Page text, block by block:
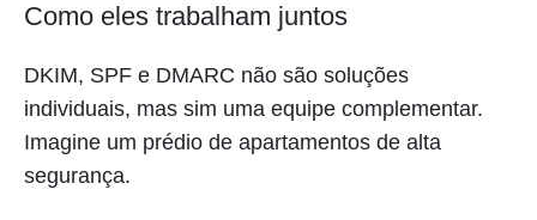
Como eles trabalham juntos
DKIM, SPF e DMARC não são soluções
individuais, mas sim uma equipe complementar.
Imagine um prédio de apartamentos de alta
segurança.